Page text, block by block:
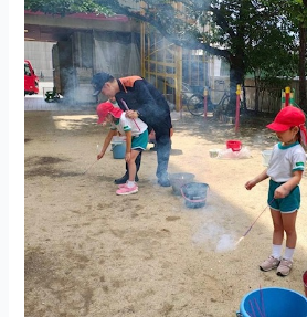
ッ
プ
組
0
歳
児
6
月
（平
野
愛
和